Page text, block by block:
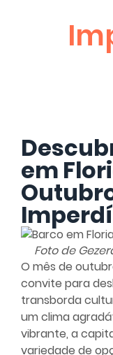
em
Foto de
O mês de
convite para
transborda
um clima
vibrante, a
variedade de